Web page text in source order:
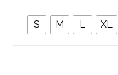
S M L XL